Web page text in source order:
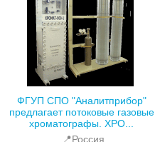
ФГУП СПО "Аналитприбор"
предлагает потоковые газовые
хроматографы. ХРО...
📍Россия